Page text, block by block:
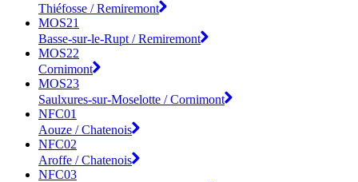
Thiéfosse / Remiremont
MOS21
Basse-sur-le-Rupt / Remiremont
MOS22
Cornimont
MOS23
Saulxures-sur-Moselotte / Cornimont
NFC01
Aouze / Chatenois
NFC02
Aroffe / Chatenois
NFC03